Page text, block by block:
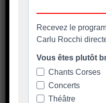
SEGUITATE CI
SUCIALE -
LES RÉSEAUX